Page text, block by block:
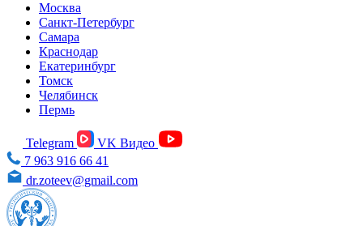
Москва
Санкт-Петербург
Самара
Краснодар
Екатеринбург
Томск
Челябинск
Пермь
Telegram
VK Видео
7 963 916 66 41
dr.zoteev@gmail.com